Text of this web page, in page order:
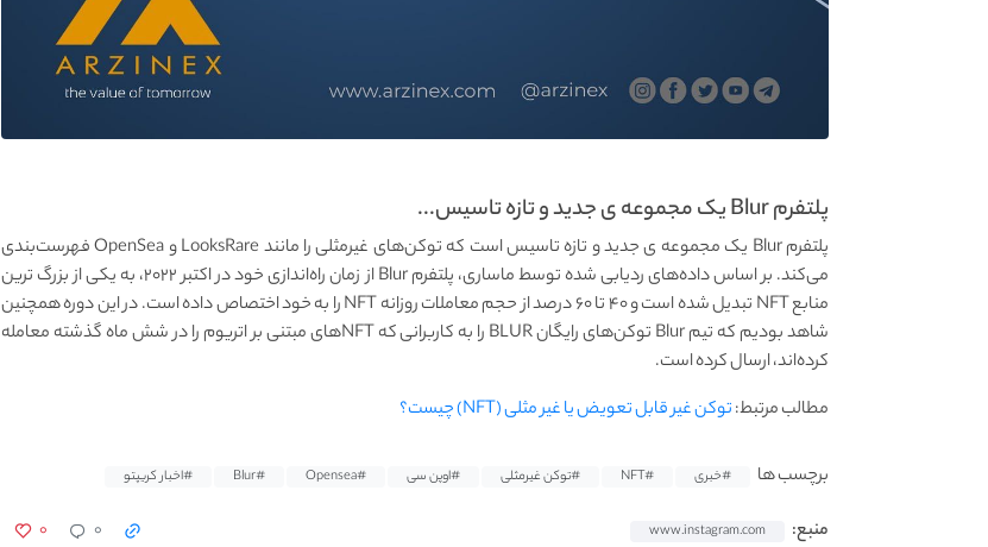
پلتفرم Blur یک مجموعه ی جدید و تازه تاسیس...
پلتفرم Blur یک مجموعه ی جدید و تازه تاسیس است که توکن‌های غیرمثلی را مانند LooksRare و OpenSea فهرست‌بندی
می‌کند. بر اساس داده‌های ردیابی شده توسط ماساری، پلتفرم Blur از زمان راه‌اندازی خود در اکتبر ۲۰۲۲، به یکی از بزرگ ترین
منابع NFT تبدیل شده است و ۴۰ تا ۶۰ درصد از حجم معاملات روزانه NFT را به خود اختصاص داده است. در این دوره همچنین
شاهد بودیم که تیم Blur توکن‌های رایگان BLUR را به کاربرانی که NFT‌های مبتنی بر اتریوم را در شش ماه گذشته معامله
کرده‌اند، ارسال کرده است.
مطالب مرتبط:توکن غیر قابل تعویض یا غیر مثلی (NFT) چیست؟
برچسب ها #خبری #NFT #توکن غیرمثلی #اوپن سی #Opensea
#Blur #اخبار کریپتو
منبع: www.instagram.com ۰ ۰